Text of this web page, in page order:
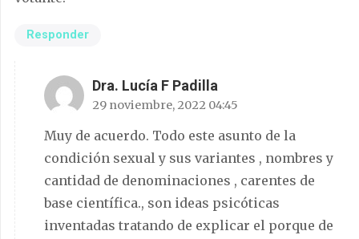
Responder
Dra. Lucía F Padilla
29 noviembre, 2022 04:45
Muy de acuerdo. Todo este asunto de la
condición sexual y sus variantes , nombres y
cantidad de denominaciones , carentes de
base científica., son ideas psicóticas
inventadas tratando de explicar el porque de